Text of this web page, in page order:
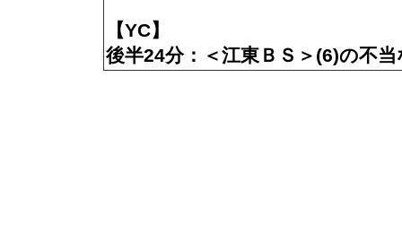
【YC】
後半24分：＜江東ＢＳ＞(6)の不